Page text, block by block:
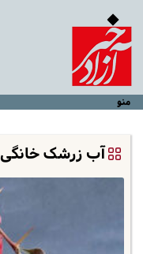
منو
آب زرشک خانگی